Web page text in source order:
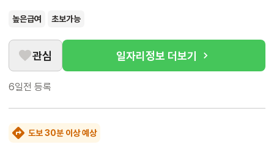
높은급여 초보가능
관심 일자리정보 더보기
6일전 등록
도보 30분 이상 예상